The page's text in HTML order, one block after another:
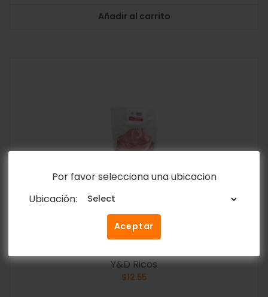
Por favor selecciona una ubicacion
Ubicación:
Aceptar
Añadir al carrito
Jamón Pierna Ahumado Lasqueado Y&D
Y&D Ricos
$12.55